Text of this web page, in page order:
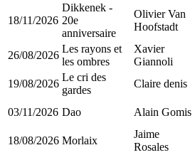
18/11/2026
Dikkenek -
20e
anniversaire
Olivier Van
Hoofstadt
26/08/2026
Les rayons et
les ombres
Xavier
Giannoli
19/08/2026
Le cri des
gardes
Claire denis
03/11/2026 Dao Alain Gomis
18/08/2026 Morlaix
Jaime
Rosales